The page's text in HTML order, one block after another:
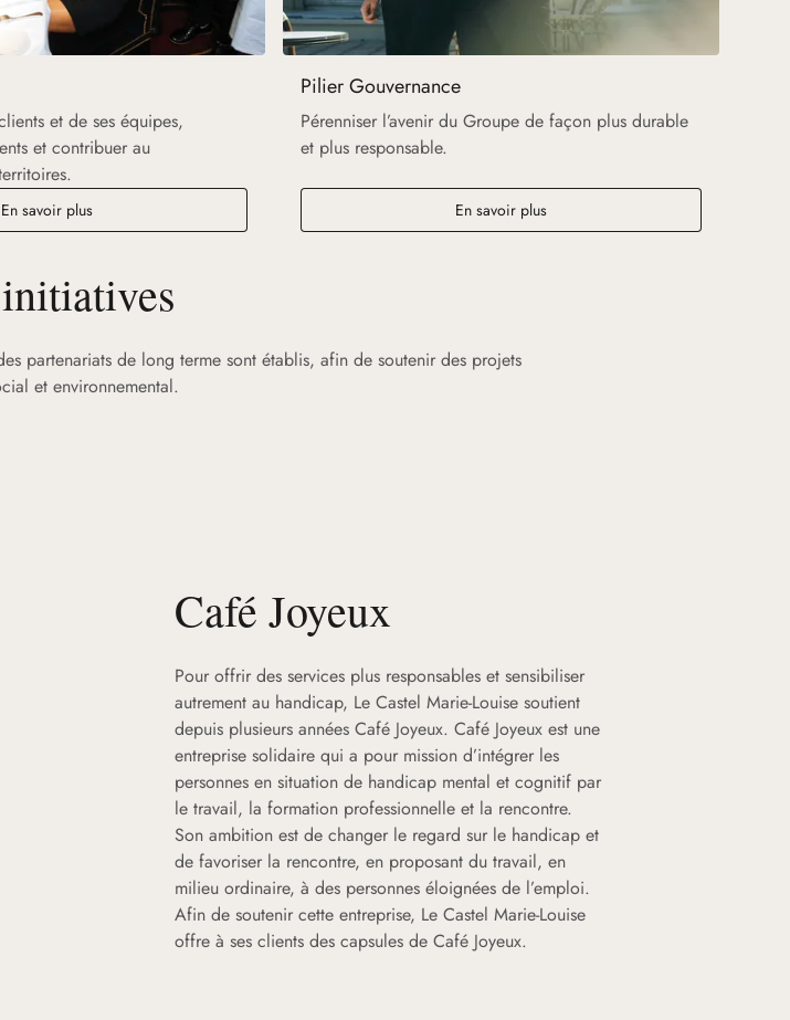
et de ses équipes,
et contribuer au
En savoir plus
Pilier Gouvernance
Pérenniser l’avenir du Groupe de façon plus durable
et plus responsable.
En savoir plus
partenariats de long terme sont établis, afin de soutenir des projets
et environnemental.
Café Joyeux
Pour offrir des services plus responsables et sensibiliser
autrement au handicap, Le Castel Marie-Louise soutient
depuis plusieurs années Café Joyeux. Café Joyeux est une
entreprise solidaire qui a pour mission d’intégrer les
personnes en situation de handicap mental et cognitif par
le travail, la formation professionnelle et la rencontre.
Son ambition est de changer le regard sur le handicap et
de favoriser la rencontre, en proposant du travail, en
milieu ordinaire, à des personnes éloignées de l’emploi.
Afin de soutenir cette entreprise, Le Castel Marie-Louise
offre à ses clients des capsules de Café Joyeux.